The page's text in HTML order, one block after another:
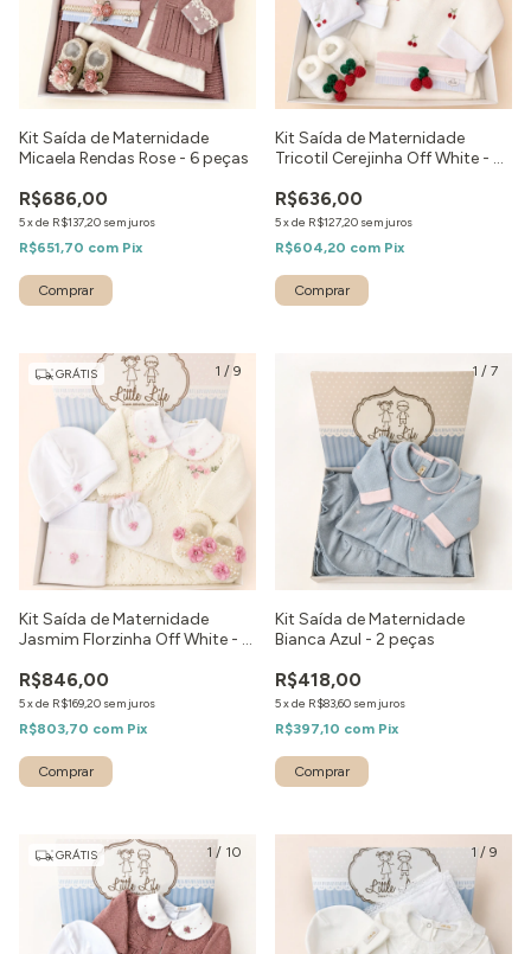
Kit Saída de Maternidade
Micaela Rendas Rose - 6 peças
R$686,00
5xde R$137,20 sem juros
R$651,70 com Pix
Comprar
Kit Saída de Maternidade
Tricotil Cerejinha Off White - 6
R$636,00
5xde R$127,20 sem juros
R$604,20 com Pix
Comprar
1 / 9
GRÁTIS
Kit Saída de Maternidade
Jasmim Florzinha Off White - 9
R$846,00
5xde R$169,20 sem juros
R$803,70 com Pix
Comprar
1 / 7
Kit Saída de Maternidade
Bianca Azul - 2 peças
R$418,00
5xde R$83,60 sem juros
R$397,10 com Pix
Comprar
1 / 10
GRÁTIS 1 / 9